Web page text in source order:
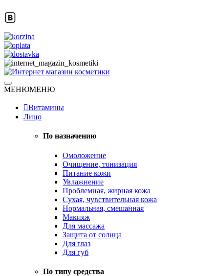
to
content
Интернет магазин косметики
Натуральная косметика
МЕНЮМЕНЮ
Витамины
Лицо
По назначению
Омоложение
Очищение, тонизация
Питание кожи
Увлажнение
Проблемная, жирная кожа
Сухая, чувствительная кожа
Нормальная, смешанная
Макияж
Для массажа
Защита от солнца
Для глаз
Для губ
По типу средства